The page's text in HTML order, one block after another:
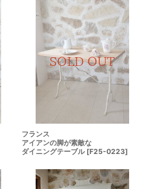
フランス
アイアンの脚が素敵な
ダイニングテーブル [F25-0223]